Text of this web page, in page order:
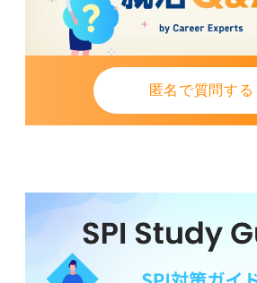
この流れを意識して話をまとめるこ
己PRの材料として活用し、自分自身
き出すことができるでしょう。
こうしたアプローチは、面接だけでな
チームワークにおいても役立つ考え方
を実行して成果を出すというプロセ
そのため、面接の場でこのような経験
なる受け答えにとどまらず、自分自身
解決能力をしっかりと伝えるための重
す。
匿名で質問する